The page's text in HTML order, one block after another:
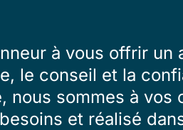
à vous offrir un
le conseil et la
nous sommes à vos
et réalisé